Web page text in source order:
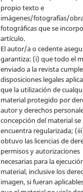
propio texto e
imágenes/fotografías/
fotográficas que se
artículo.
El autor/a o cedente
garantiza: (i) que todo el
enviado a la revista
disposiciones legales
que la utilización de
material protegido por
autor y derechos
concepción del material se
encuentra regularizada;
obtuvo las licencias de
permisos y autorizaciones
necesarias para la
material, inclusive los
imagen, si fueran